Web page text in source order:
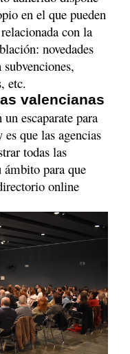
en el que pueden
con la
novedades
etc.
valencianas
escaparate para
que las agencias
todas las
ámbito para que
online